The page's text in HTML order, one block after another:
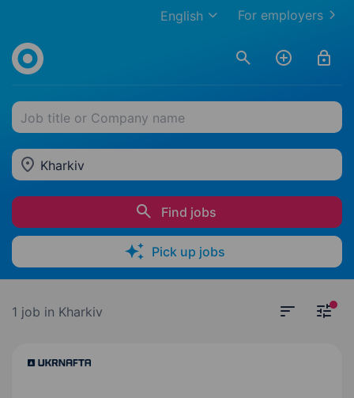
For employers
English
Job title or Company name
Kharkiv
Find jobs
Pick up jobs
1 job in Kharkiv